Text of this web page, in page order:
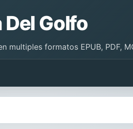
Del Golfo
multiples formatos EPUB, PDF,